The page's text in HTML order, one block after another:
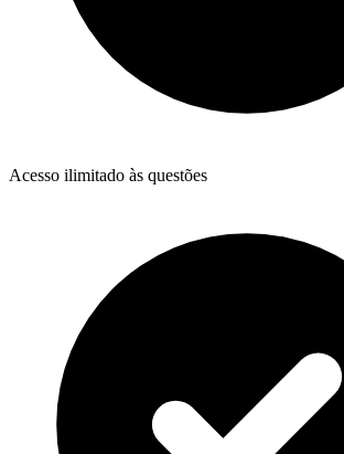
Acesso ilimitado às questões